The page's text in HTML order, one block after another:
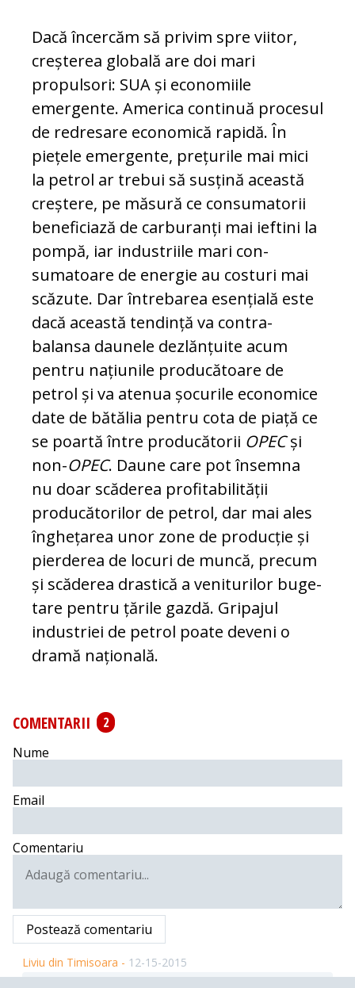
Dacă încercăm să privim spre viitor,
creșterea globală are doi mari
propulsori: SUA și eco­no­miile
emergente. America continuă procesul
de redresare economică rapidă. În
piețele emer­gente, prețurile mai mici
la petrol ar trebui să susțină această
creștere, pe măsură ce con­su­ma­torii
beneficiază de carburanți mai ieftini la
pompă, iar industriile mari con­
sumatoare de energie au costuri mai
scăzute. Dar întrebarea esențială este
dacă această tendință va con­tr­a­
balansa daunele dezlănțuite acum
pentru na­țiu­nile producătoare de
petrol și va atenua șo­curile economice
date de bătălia pentru cota de piață ce
se poartă între producătorii OPECși
non-OPEC. Daune care pot însemna
nu doar scăderea profitabilității
producătorilor de petrol, dar mai ales
înghețarea unor zone de producție și
pierderea de locuri de muncă, pre­cum
și scăderea drastică a veniturilor bu­ge­
tare pentru țările gazdă. Gripajul
industriei de petrol poate deveni o
dramă națională.
COMENTARII
2
Nume
Email
Comentariu
Postează comentariu
Liviu din Timisoara - 12-15-2015